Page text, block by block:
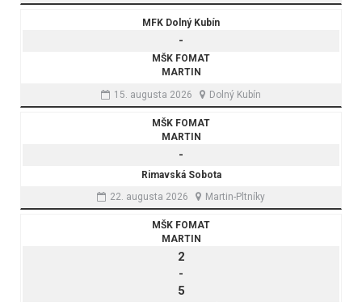
MFK Dolný Kubín
-
MŠK FOMAT
MARTIN
15. augusta 2026
Dolný Kubín
MŠK FOMAT
MARTIN
-
Rimavská Sobota
22. augusta 2026
Martin-Pltníky
MŠK FOMAT
MARTIN
2
-
5